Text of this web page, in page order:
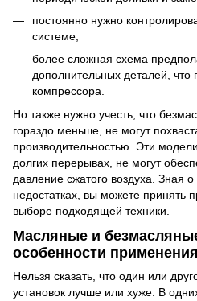
постоянно нужно
системе;
более сложная схема
дополнительных деталей,
компрессора.
Но также нужно учесть, что
гораздо меньше, не могут
производительностью. Эти
долгих перерывах, не могут
давление сжатого воздуха. Зная
недостатках, вы можете принять
выборе подходящей техники.
Масляные и
особенности применения
Нельзя сказать, что один или
установок лучше или хуже. В